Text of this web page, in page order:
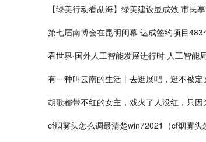
【绿美行动看勐海】绿美建设显成效 市民
第七届南博会在昆明闭幕 达成签约项目483
看世界·国外人工智能发展进行时 人工智能
有一种叫云南的生活丨去逛展吧，逛不被定
胡歌都带不红的女主，戏火了人没红，只因
cf烟雾头怎么调最清楚win72021（cf烟雾头